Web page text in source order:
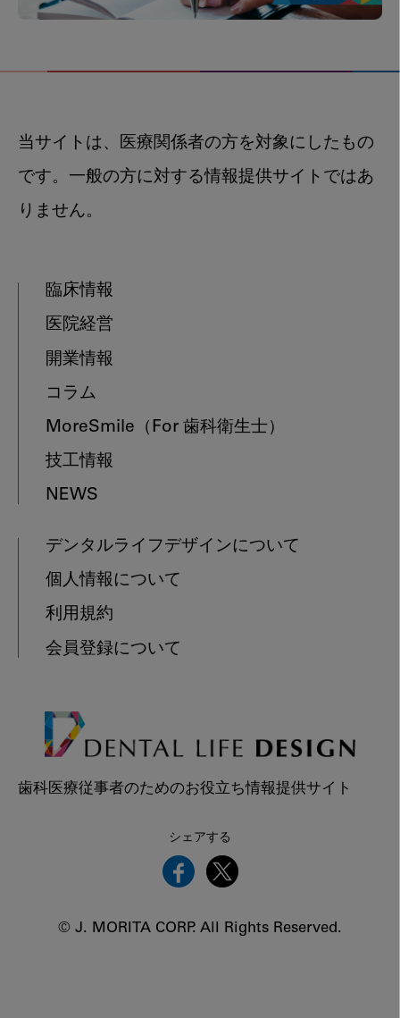
当サイトは、医療関係者の方を対象にしたもの
です。一般の方に対する情報提供サイトではあ
りません。
臨床情報
医院経営
開業情報
コラム
MoreSmile （For 歯科衛生士）
技工情報
NEWS
デンタルライフデザインについて
個人情報について
利用規約
会員登録について
歯科医療従事者のためのお役立ち情報提供サイト
シェアする
© J. MORITA CORP. All Rights Reserved.